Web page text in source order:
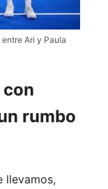
Ari y Paula
rumbo
llevamos,